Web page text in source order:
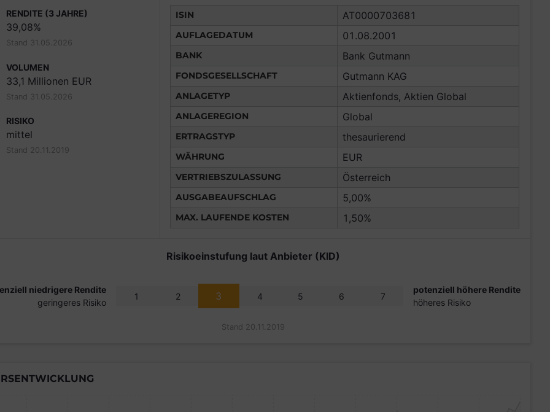
RENDITE (3 JAHRE)
39,08%
Stand 31.05.2026
VOLUMEN
33,1 Millionen EUR
Stand 31.05.2026
RISIKO
mittel
Stand 20.11.2019
ISIN AT0000703681
AUFLAGEDATUM 01.08.2001
BANK Bank Gutmann
FONDSGESELLSCHAFT Gutmann KAG
ANLAGETYP Aktienfonds, Aktien Global
ANLAGEREGION Global
ERTRAGSTYP thesaurierend
WÄHRUNG EUR
VERTRIEBSZULASSUNG Österreich
AUSGABEAUFSCHLAG 5,00%
MAX. LAUFENDE KOSTEN 1,50%
Risikoeinstufung laut Anbieter (KID)
niedrigere Rendite
geringeres Risiko
1 2 3 4 5 6 7
potenziell höhere Rendite
höheres Risiko
Stand 20.11.2019